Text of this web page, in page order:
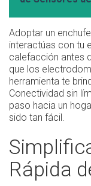
Adoptar un
interactúas con tu
calefacción antes
que los
herramienta te
Conectividad sin
paso hacia un
sido tan fácil.
Rápida